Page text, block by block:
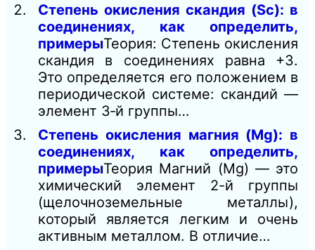
Степень окисления скандия (Sc): в
соединениях, как определить,
примерыТеория: Степень окисления
скандия в соединениях равна +3.
Это определяется его положением в
периодической системе: скандий —
элемент 3‑й группы…
Степень окисления магния (Mg): в
соединениях, как определить,
примерыТеория Магний (Mg) — это
химический элемент 2-й группы
(щелочноземельные металлы),
который является легким и очень
активным металлом. В отличие…